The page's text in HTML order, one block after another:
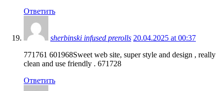
Ответить
sherbinski infused prerolls 20.04.2025 at 00:37
771761 601968Sweet web site, super style and design , really
clean and use friendly . 671728
Ответить